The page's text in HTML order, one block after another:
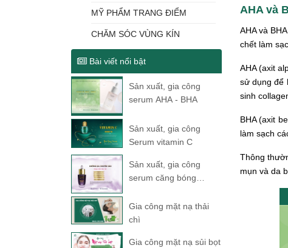
AHA và
AHA và
chết làm
AHA (axit
sử dụng để
sinh
BHA (axit
làm sạch
Thông
mụn và da
MỸ PHẨM TRANG ĐIỂM
CHĂM SÓC VÙNG KÍN
Bài viết nổi bật
Sản xuất, gia công
serum AHA - BHA
Sản xuất, gia công
Serum vitamin C
Sản xuất, gia công
serum căng bóng
Gia công mặt nạ thải
chì
Gia công mặt nạ sủi bọt